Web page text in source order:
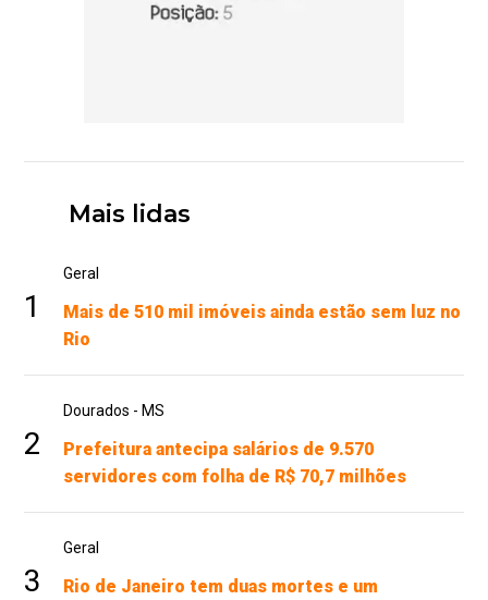
Mais lidas
1
Geral
Mais de 510 mil imóveis ainda estão sem luz no
Rio
2
Dourados - MS
Prefeitura antecipa salários de 9.570
servidores com folha de R$ 70,7 milhões
3
Geral
Rio de Janeiro tem duas mortes e um